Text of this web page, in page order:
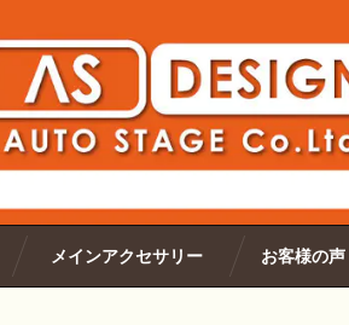
メインアクセサリー お客様の声